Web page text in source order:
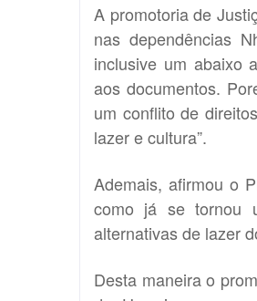
A promotoria de
nas dependências
inclusive um abaixo
aos documentos.
um conflito de
lazer e cultura”.
Ademais, afirmou o
como já se tornou
alternativas de lazer
Desta maneira o